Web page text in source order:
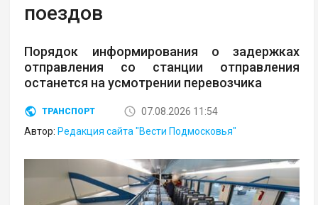
поездов
Порядок информирования о задержках
отправления со станции отправления
останется на усмотрении перевозчика
ТРАНСПОРТ
07.08.2026 11:54
Автор: Редакция сайта "Вести Подмосковья"